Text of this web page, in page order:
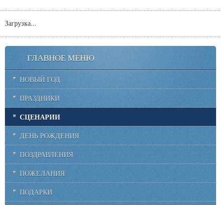
Загрузка...
ГЛАВНОЕ МЕНЮ
НОВЫЙ ГОД
ПРАЗДНИКИ
СЦЕНАРИИ
ДЕНЬ РОЖДЕНИЯ
ПОЗДРАВЛЕНИЯ
ПОЖЕЛАНИЯ
ПОДАРКИ